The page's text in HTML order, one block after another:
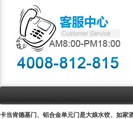
卡当肯德基门、铝合金单元门是大娘水饺、如家